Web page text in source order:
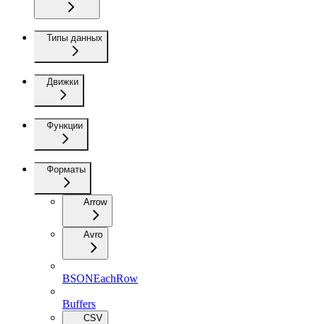
Типы данных
Движки
Функции
Форматы
Arrow
Avro
BSONEachRow
Buffers
CSV